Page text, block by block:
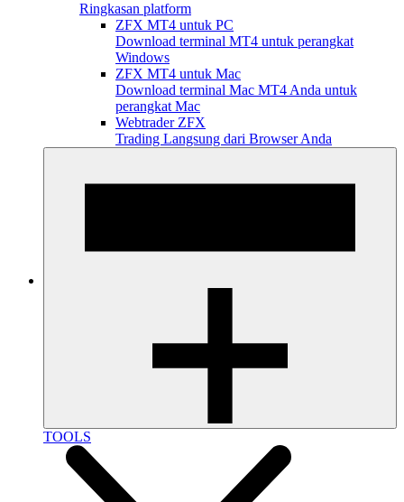
Ringkasan platform
ZFX MT4 untuk PC
Download terminal MT4 untuk perangkat
Windows
ZFX MT4 untuk Mac
Download terminal Mac MT4 Anda untuk
perangkat Mac
Webtrader ZFX
Trading Langsung dari Browser Anda
TOOLS